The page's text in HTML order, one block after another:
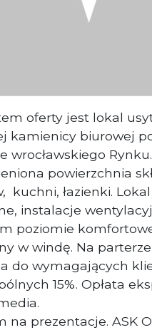
Właściciel
oferty jest lokal
kamienicy biurowej
wrocławskiego
powierzchnia
kuchni, łazienki.
instalacje
poziomie
w windę. Na
do wymagających
15%. Opłata
na prezentacje. ASK